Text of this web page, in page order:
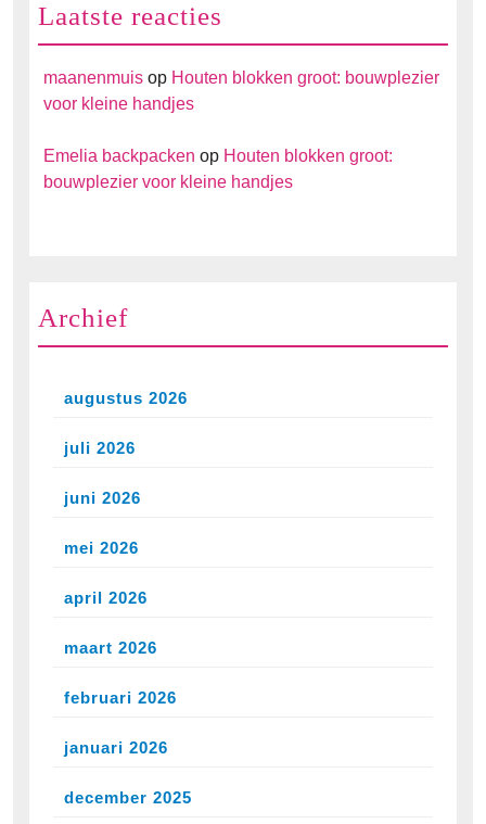
Laatste reacties
maanenmuis op Houten blokken groot: bouwplezier
voor kleine handjes
Emelia backpacken op Houten blokken groot:
bouwplezier voor kleine handjes
Archief
augustus 2026
juli 2026
juni 2026
mei 2026
april 2026
maart 2026
februari 2026
januari 2026
december 2025